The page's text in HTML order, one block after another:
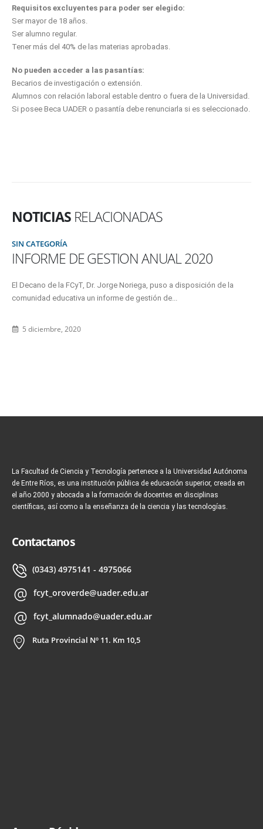
Requisitos excluyentes para poder ser elegido:
Ser mayor de 18 años.
Ser alumno regular.
Tener más del 40% de las materias aprobadas.
No pueden acceder a las pasantías:
Becarios de investigación o extensión.
Alumnos con relación laboral estable dentro o fuera de la Universidad.
Si posee Beca UADER o pasantía debe renunciarla si es seleccionado.
NOTICIAS RELACIONADAS
SIN CATEGORÍA
INFORME DE GESTION ANUAL 2020
El Decano de la FCyT, Dr. Jorge Noriega, puso a disposición de la
comunidad educativa un informe de gestión de...
5 diciembre, 2020
La Facultad de Ciencia y Tecnología pertenece a la Universidad Autónoma
de Entre Ríos, es una institución pública de educación superior, creada en
el año 2000 y abocada a la formación de docentes en disciplinas
científicas, así como a la enseñanza de la ciencia y las tecnologías.
Contactanos
(0343) 4975141 - 4975066
fcyt_oroverde@uader.edu.ar
fcyt_alumnado@uader.edu.ar
Ruta Provincial Nº 11. Km 10,5